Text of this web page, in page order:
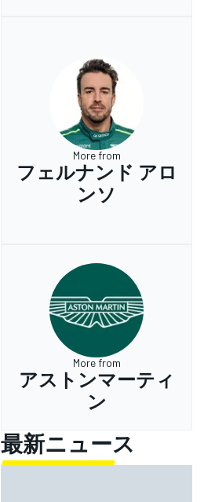
More from
フェルナンド アロ
ンソ
More from
アストンマーティ
ン
最新ニュース